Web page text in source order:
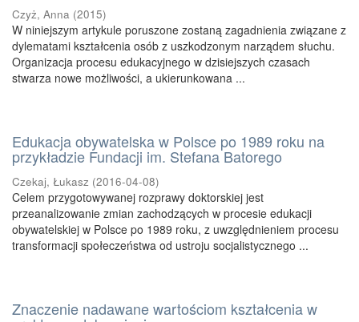
Czyż, Anna (2015)
W niniejszym artykule poruszone zostaną zagadnienia związane z
dylematami kształcenia osób z uszkodzonym narządem słuchu.
Organizacja procesu edukacyjnego w dzisiejszych czasach
stwarza nowe możliwości, a ukierunkowana ...
Edukacja obywatelska w Polsce po 1989 roku na
przykładzie Fundacji im. Stefana Batorego
Czekaj, Łukasz (2016-04-08)
Celem przygotowywanej rozprawy doktorskiej jest
przeanalizowanie zmian zachodzących w procesie edukacji
obywatelskiej w Polsce po 1989 roku, z uwzględnieniem procesu
transformacji społeczeństwa od ustroju socjalistycznego ...
Znaczenie nadawane wartościom kształcenia w